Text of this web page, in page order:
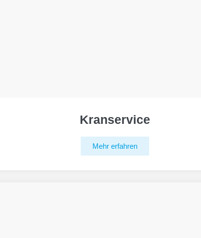
Kranservice
Mehr erfahren